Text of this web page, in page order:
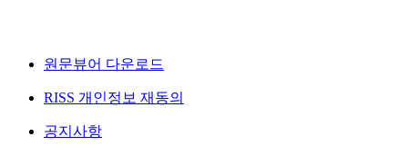
원문뷰어 다운로드
RISS 개인정보 재동의
공지사항